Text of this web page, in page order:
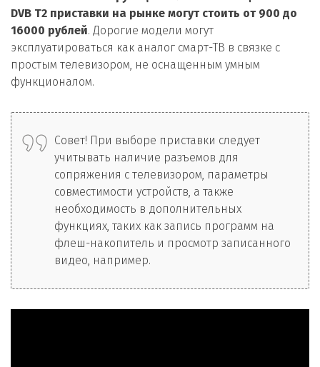
DVB T2 приставки на рынке могут стоить от 900 до
16000 рублей. Дорогие модели могут
эксплуатироваться как аналог смарт-ТВ в связке с
простым телевизором, не оснащенным умным
функционалом.
Совет! При выборе приставки следует
учитывать наличие разъемов для
сопряжения с телевизором, параметры
совместимости устройств, а также
необходимость в дополнительных
функциях, таких как запись программ на
флеш-накопитель и просмотр записанного
видео, например.